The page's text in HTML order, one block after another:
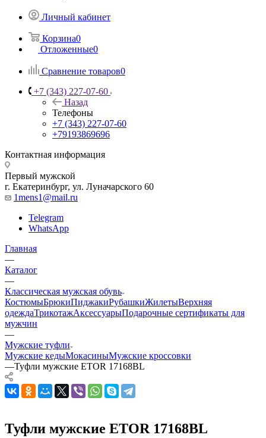
Личный кабинет
Корзина0
Отложенные0
Сравнение товаров0
+7 (343) 227-07-60
Назад
Телефоны
+7 (343) 227-07-60
+79193869696
Контактная информация
Первый мужской
г. Екатеринбург, ул. Луначарского 60
1mens1@mail.ru
Telegram
WhatsApp
Главная
—
Каталог
—
Классическая мужская обувь
КостюмыБрюкиПиджакиРубашкиЖилетыВерхняя
одеждаТрикотажАксессуарыПодарочные сертификаты для
мужчин
—
Мужские туфли
Мужские кедыМокасиныМужские кроссовки
—Туфли мужские ETOR 17168BL
Туфли мужские ETOR 17168BL